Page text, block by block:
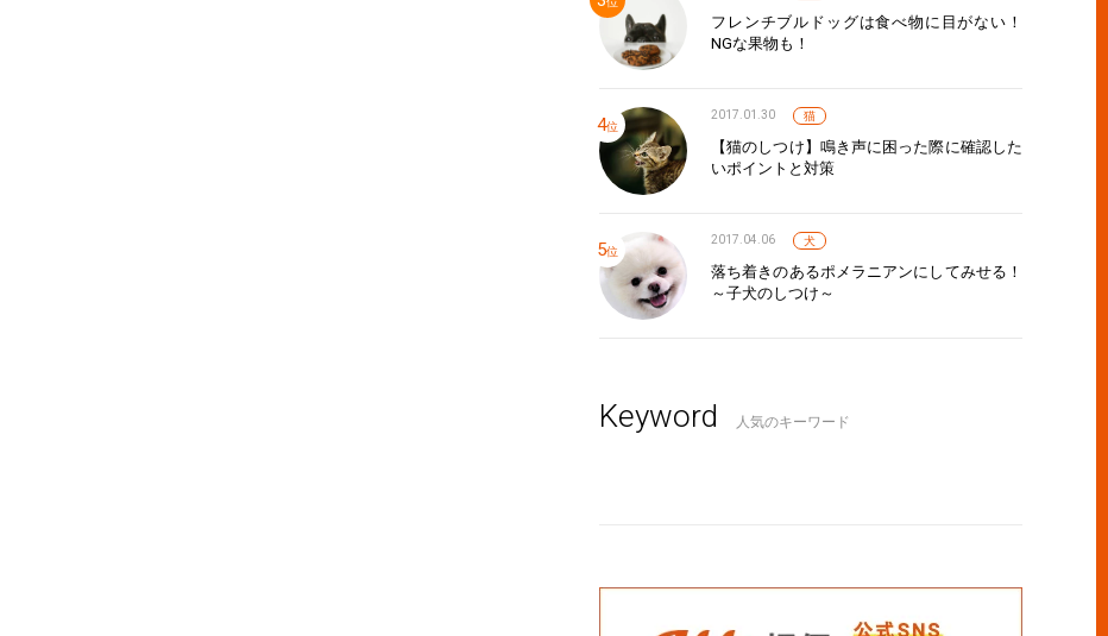
フレンチブルドッグは食べ物に目がない！
NGな果物も！
2017.01.30 猫
【猫のしつけ】鳴き声に困った際に確認した
いポイントと対策
2017.04.06 犬
落ち着きのあるポメラニアンにしてみせる！
～子犬のしつけ～
Keyword 人気のキーワード